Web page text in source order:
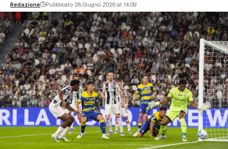
Redazione Pubblicato 28 Giugno 2026 at 14:09